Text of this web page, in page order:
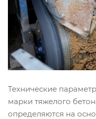
Технические
марки тяжелого
определяются на